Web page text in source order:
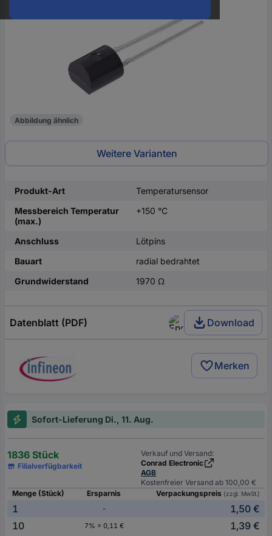
Abbildung ähnlich
Weitere Varianten
Produkt-Art
Temperatursensor
Messbereich Temperatur
(max.)
+150 °C
Anschluss
Lötpins
Bauart
radial bedrahtet
Grundwiderstand
1970 Ω
Datenblatt (PDF) Download
Merken
Sofort-Lieferung Di., 11. Aug.
1836 Stück
Filialverfügbarkeit
Verkauf und Versand:
Conrad Electronic
AGB
Kostenfreier Versand ab 100,00 €
Menge (Stück)
Ersparnis Verpackungspreis (zzgl. MwSt.)
1 -
1,50 €
10
7% = 0,11 €
1,39 €